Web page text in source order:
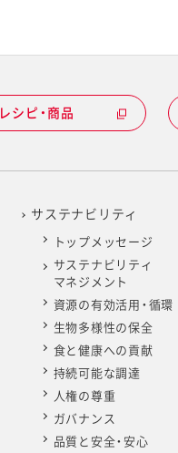
レシピ・商品
サステナビリティ
トップメッセージ
サステナビリティ
マネジメント
資源の有効活用・循環
生物多様性の保全
食と健康への貢献
持続可能な調達
人権の尊重
ガバナンス
品質と安全・安心